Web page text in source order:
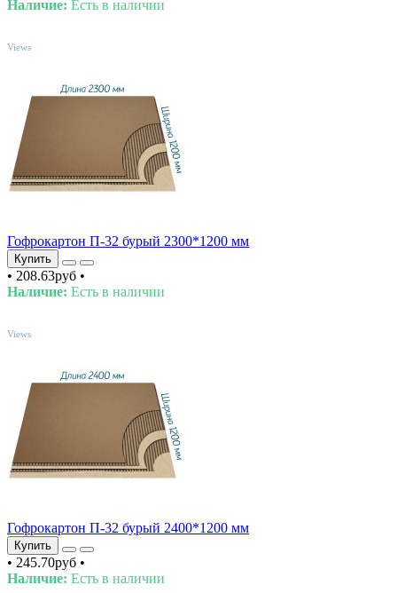
Наличие: Есть в наличии
Views
Гофрокартон П-32 бурый 2300*1200 мм
Купить
• 208.63руб •
Наличие: Есть в наличии
Views
Гофрокартон П-32 бурый 2400*1200 мм
Купить
• 245.70руб •
Наличие: Есть в наличии